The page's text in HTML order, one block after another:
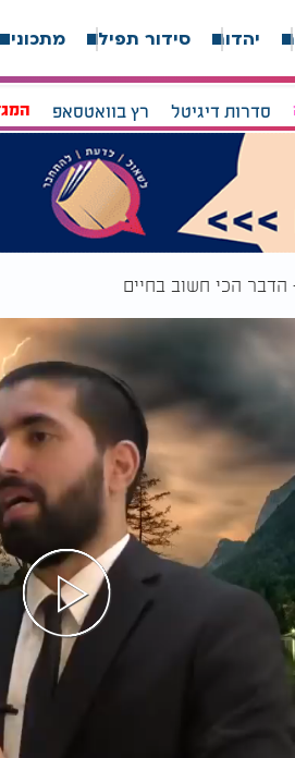
יהדות סידור תפילה מתכונים
סדרות דיגיטל רץ בוואטסאפ
הכי חשוב בחיים